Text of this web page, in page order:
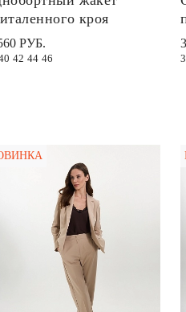
кроя
РУБ.
42 44 46